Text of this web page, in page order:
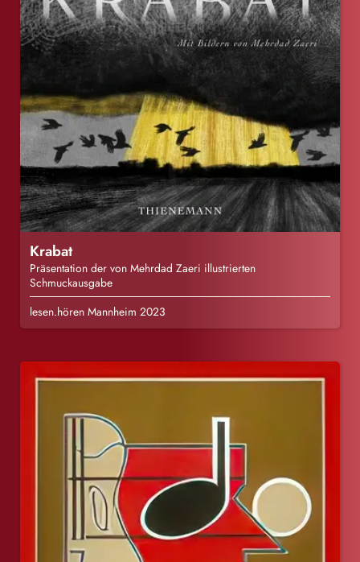
Krabat
Präsentation der von Mehrdad Zaeri illustrierten
Schmuckausgabe
lesen.hören Mannheim 2023